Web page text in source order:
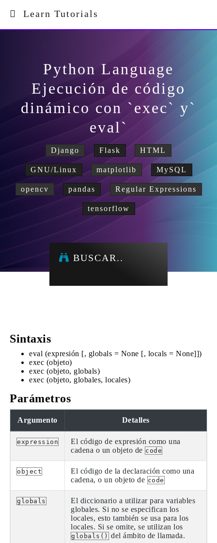
Learn Tutorials
Python Language
Ejecución de código
dinámico con `exec` y`
eval`
Django Flask HTML
GNU/Linux matplotlib MySQL
opencv pandas Regular Expressions
tensorflow
BUSCAR..
Sintaxis
eval (expresión [, globals = None [, locals = None]])
exec (objeto)
exec (objeto, globals)
exec (objeto, globales, locales)
Parámetros
Argumento Detalles
expression
El código de expresión como una
cadena o un objeto de code
object
El código de la declaración como una
cadena, o un objeto de code
globals
El diccionario a utilizar para variables
globales. Si no se especifican los
locales, esto también se usa para los
locales. Si se omite, se utilizan los
globals() del ámbito de llamada.